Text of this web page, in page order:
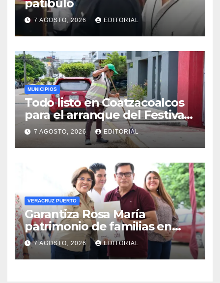
patíbulo
7 AGOSTO, 2026 EDITORIAL
MUNICIPIOS
Todo listo en Coatzacoalcos
para el arranque del Festival
del Mar 2026
7 AGOSTO, 2026 EDITORIAL
VERACRUZ PUERTO
Garantiza Rosa María
patrimonio de familias en
colonias de Veracruz con
entrega de escrituras
7 AGOSTO, 2026 EDITORIAL